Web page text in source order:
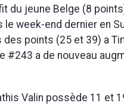
du jeune Belge (8
week-end dernier en
points (25 et 39) a
#243 a de nouveau
Valin possède 11 et